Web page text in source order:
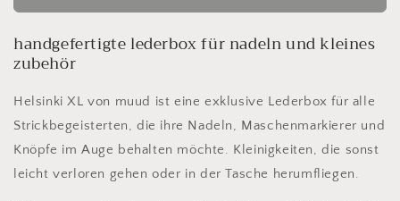
Helsinki
handgefertigte
lederbox
nadeln
und
kleines
zubehör
Helsinki
handgefertigte
nadeln
und
kleines
handgefertigte lederbox für nadeln und kleines
zubehör
Helsinki XL von muud ist eine exklusive Lederbox für alle
Strickbegeisterten, die ihre Nadeln, Maschenmarkierer und
Knöpfe im Auge behalten möchte. Kleinigkeiten, die sonst
leicht verloren gehen oder in der Tasche herumfliegen.